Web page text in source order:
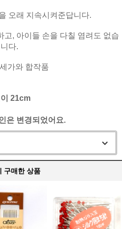
오래 지속시켜준답니다.
고, 아이들 손을 다칠 염려도 없습
니다.
가와 합작품
21cm
은 변경되었어요.
구매한 상품